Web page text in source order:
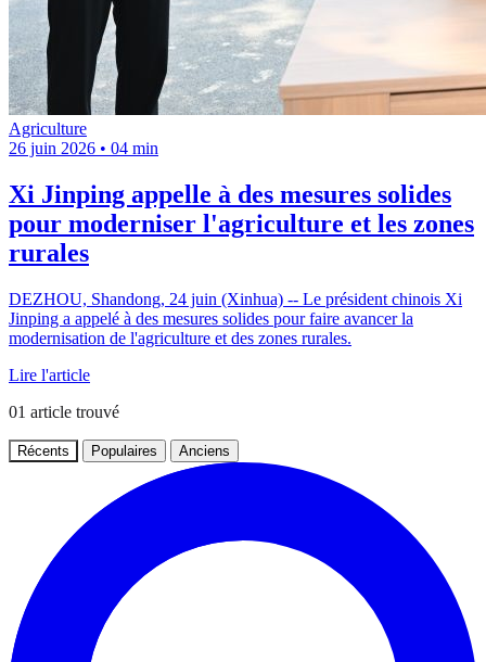
Agriculture
26 juin 2026 • 04 min
Xi Jinping appelle à des mesures solides
pour moderniser l'agriculture et les zones
rurales
DEZHOU, Shandong, 24 juin (Xinhua) -- Le président chinois Xi
Jinping a appelé à des mesures solides pour faire avancer la
modernisation de l'agriculture et des zones rurales.
Lire l'article
01 article trouvé
Récents Populaires Anciens